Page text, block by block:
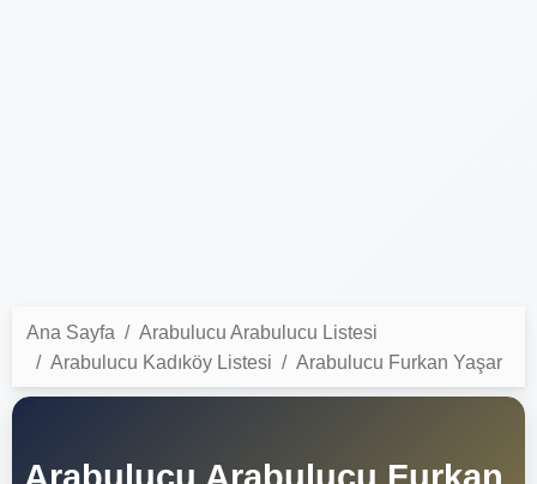
Ana Sayfa
Arabulucu Arabulucu Listesi
Arabulucu Kadıköy Listesi
Arabulucu Furkan Yaşar
Arabulucu Arabulucu Furkan